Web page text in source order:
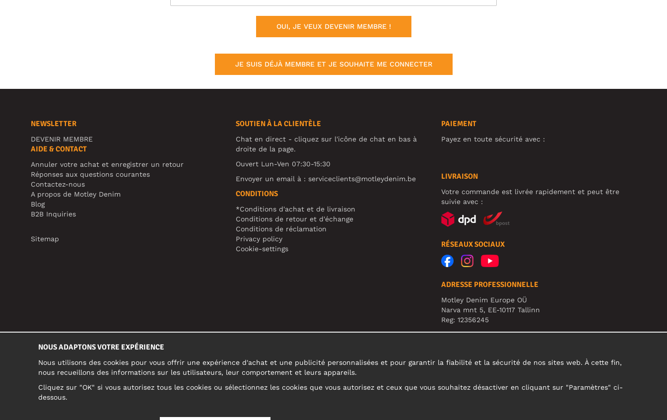
OUI, JE VEUX DEVENIR MEMBRE !
JE SUIS DÉJÀ MEMBRE ET JE SOUHAITE ME CONNECTER
NEWSLETTER
DEVENIR MEMBRE
AIDE & CONTACT
Annuler votre achat et enregistrer un retour
Réponses aux questions courantes
Contactez-nous
A propos de Motley Denim
Blog
B2B Inquiries
Sitemap
SOUTIEN À LA CLIENTÈLE
Chat en direct - cliquez sur l'icône de chat en bas à
droite de la page.
Ouvert Lun-Ven 07:30-15:30
Envoyer un email à :serviceclients@motleydenim.be
CONDITIONS
*Conditions d'achat et de livraison
Conditions de retour et d'échange
Conditions de réclamation
Privacy policy
Cookie-settings
PAIEMENT
Payez en toute sécurité avec :
LIVRAISON
Votre commande est livrée rapidement et peut être
suivie avec :
RÉSEAUX SOCIAUX
ADRESSE PROFESSIONNELLE
Motley Denim Europe OÜ
Narva mnt 5, EE-10117 Tallinn
Reg: 12356245
ATTENTION ! N'envoyez pas les retours de produits à
NOUS ADAPTONS VOTRE EXPÉRIENCE
Nous utilisons des cookies pour vous offrir une expérience d'achat et une publicité personnalisées et pour garantir la fiabilité et la sécurité de nos sites web. À cette fin,
nous recueillons des informations sur les utilisateurs, leur comportement et leurs appareils.
Cliquez sur "OK" si vous autorisez tous les cookies ou sélectionnez les cookies que vous autorisez et ceux que vous souhaitez désactiver en cliquant sur "Paramètres" ci-
dessous.